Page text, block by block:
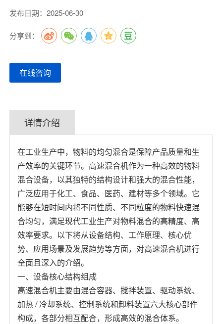
发布日期：2025-06-30
分享到：
在线咨询
详情介绍
在工业生产中，物料的均匀混合是保障产品质量和生
产效率的关键环节。高速混合机作为一种高效的物料
混合设备，以其独特的结构设计和强大的混合性能，
广泛应用于化工、食品、医药、建材等多个领域。它
能够在短时间内将不同性质、不同粒度的物料快速混
合均匀，满足现代工业生产对物料混合的高精度、高
效率要求。以下将从设备结构、工作原理、核心优
势、应用场景及发展趋势等方面，对高速混合机进行
全面且深入的介绍。
一、设备核心结构组成
高速混合机主要由混合容器、搅拌装置、驱动系统、
加热 / 冷却系统、控制系统和卸料装置六大核心部件
构成，各部分相互配合，形成高效的混合体系。